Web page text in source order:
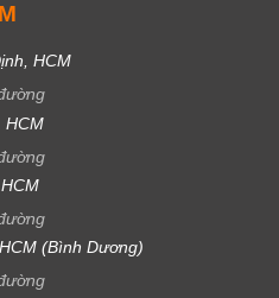
HCM
HCM
(Bình Dương)